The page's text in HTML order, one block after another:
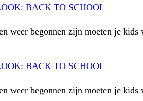
BACK TO SCHOOL
weer begonnen zijn moeten je
BACK TO SCHOOL
weer begonnen zijn moeten je